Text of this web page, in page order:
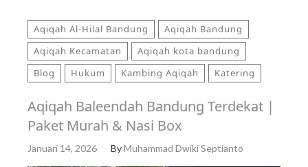
Aqiqah Al-Hilal Bandung
Aqiqah Bandung
Aqiqah Kecamatan
Aqiqah kota bandung
Blog
Hukum Kambing Aqiqah Katering
Aqiqah Baleendah Bandung Terdekat |
Paket Murah & Nasi Box
Januari 14, 2026 ByMuhammad Dwiki Septianto